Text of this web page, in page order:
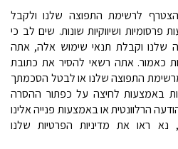
לרשימת התפוצה שלנו ולקבל
פרסומיות ושיווקיות שונות. שים לב כי
שלנו וקבלת תנאי שימוש אלה, אתה
כאמור. אתה רשאי להסיר את כתובת
התפוצה שלנו או לבטל הסכמתך
באמצעות לחיצה על כפתור ההסרה
הרלוונטית או באמצעות פנייה אלינו
נא ראו את מדיניות הפרטיות שלנו